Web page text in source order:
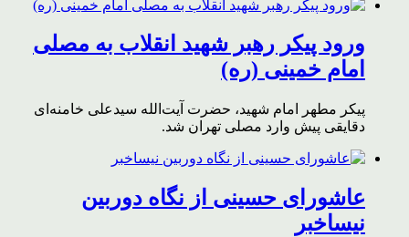
ورود پیکر رهبر شهید انقلاب به مصلی
امام خمینی (ره)
پیکر مطهر امام شهید،‌ حضرت آیت‌الله سیدعلی خامنه‌ای
دقایقی پیش وارد مصلی تهران شد.
عاشورای حسینی از نگاه دوربین
نیساخبر